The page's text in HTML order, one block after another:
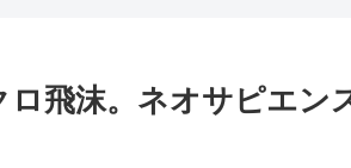
飛沫。ネオサピエン